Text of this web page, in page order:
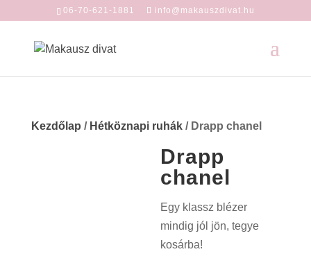
06-70-621-1881 info@makauszdivat.hu
Kezdőlap / Hétköznapi ruhák/ Drapp chanel
Drapp
chanel
Egy klassz blézer
mindig jól jön, tegye
kosárba!